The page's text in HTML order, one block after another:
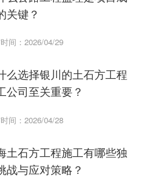
关键？
间：2026/04/29
么选择银川的土石方工程
公司至关重要？
间：2026/04/28
土石方工程施工有哪些独
战与应对策略？